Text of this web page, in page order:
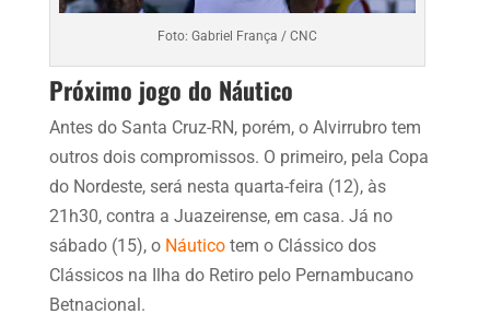
Foto: Gabriel França / CNC
Próximo jogo do Náutico
Antes do Santa Cruz-RN, porém, o Alvirrubro tem
outros dois compromissos. O primeiro, pela Copa
do Nordeste, será nesta quarta-feira (12), às
21h30, contra a Juazeirense, em casa. Já no
sábado (15), o Náuticotem o Clássico dos
Clássicos na Ilha do Retiro pelo Pernambucano
Betnacional.